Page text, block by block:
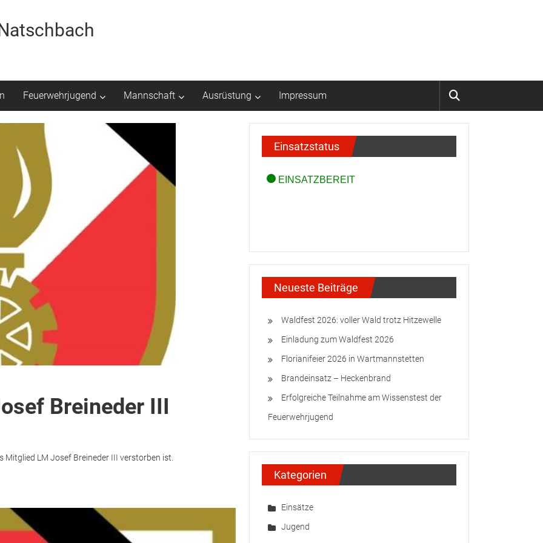
Feuerwehrjugend Mannschaft Ausrüstung Impressum
Breineder III
LM Josef Breineder III verstorben ist.
Einsatzstatus
Neueste Beiträge
Waldfest 2026: voller Wald trotz Hitzewelle
Einladung zum Waldfest 2026
Florianifeier 2026 in Wartmannstetten
Brandeinsatz – Heckenbrand
Erfolgreiche Teilnahme am Wissenstest der
Feuerwehrjugend
Kategorien
Einsätze
Jugend